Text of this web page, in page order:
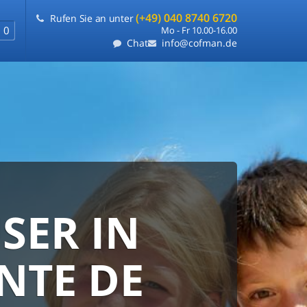
0
Rufen Sie an unter(+49) 040 8740 6720
Mo - Fr 10.00-16.00
Chat info@cofman.de
IN
DE
uns